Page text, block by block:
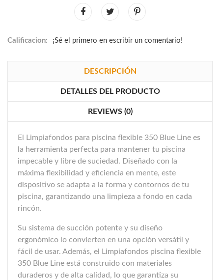
Calificacion: ¡Sé el primero en escribir un comentario!
DESCRIPCIÓN
DETALLES DEL PRODUCTO
REVIEWS (0)
El Limpiafondos para piscina flexible 350 Blue Line es
la herramienta perfecta para mantener tu piscina
impecable y libre de suciedad. Diseñado con la
máxima flexibilidad y eficiencia en mente, este
dispositivo se adapta a la forma y contornos de tu
piscina, garantizando una limpieza a fondo en cada
rincón.
Su sistema de succión potente y su diseño
ergonómico lo convierten en una opción versátil y
fácil de usar. Además, el Limpiafondos piscina flexible
350 Blue Line está construido con materiales
duraderos y de alta calidad, lo que garantiza su